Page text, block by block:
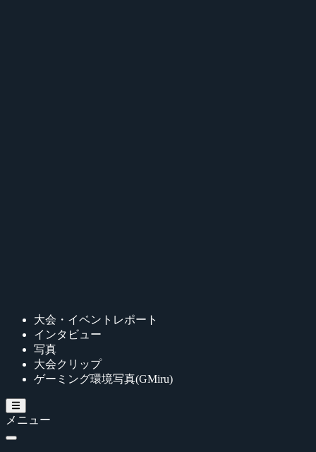
大会・イベントレポート
インタビュー
写真
大会クリップ
ゲーミング環境写真(GMiru)
メニュー